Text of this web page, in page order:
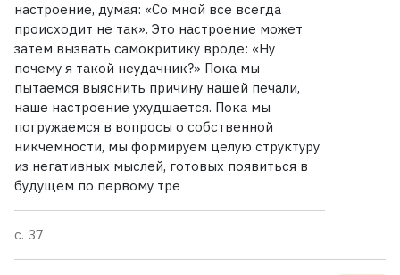
настроение, думая: «Со мной все всегда
происходит не так». Это настроение может
затем вызвать самокритику вроде: «Ну
почему я такой неудачник?» Пока мы
пытаемся выяснить причину нашей печали,
наше настроение ухудшается. Пока мы
погружаемся в вопросы о собственной
никчемности, мы формируем целую структуру
из негативных мыслей, готовых появиться в
будущем по первому тре
с. 37